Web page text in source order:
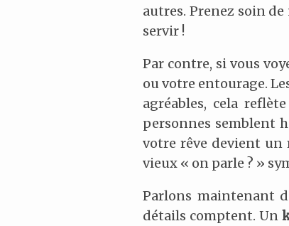
autres. Prenez soin
servir !
Par contre, si vous
ou votre entourage.
agréables, cela
personnes semblent
votre rêve devient un
vieux « on parle ? »
Parlons maintenant
détails comptent. Un